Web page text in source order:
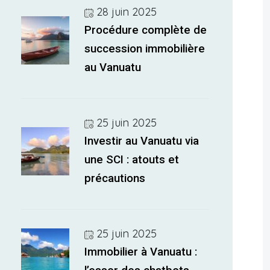
28 juin 2025
Procédure complète de
succession immobilière
au Vanuatu
25 juin 2025
Investir au Vanuatu via
une SCI : atouts et
précautions
25 juin 2025
Immobilier à Vanuatu :